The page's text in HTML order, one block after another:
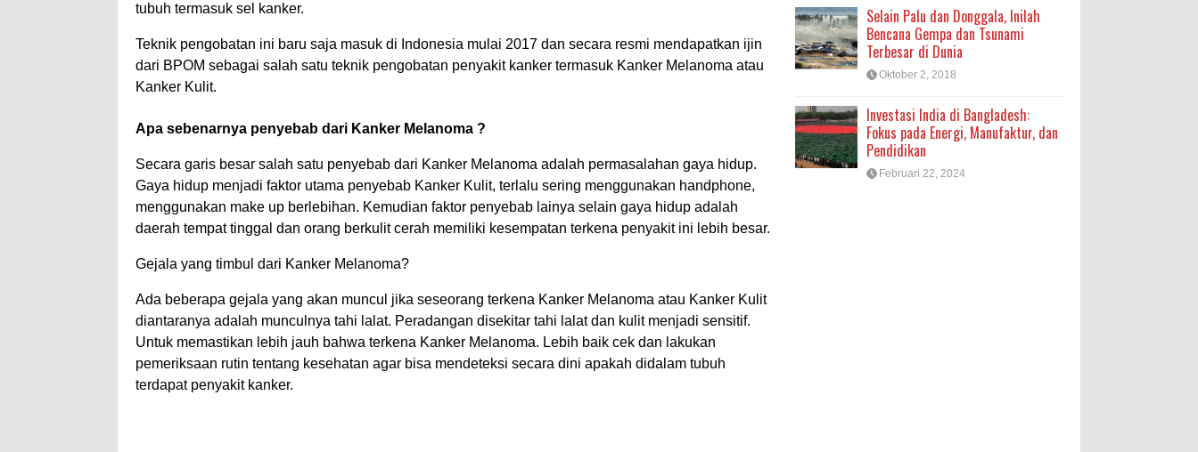
tubuh termasuk sel kanker.
Teknik pengobatan ini baru saja masuk di Indonesia mulai 2017 dan secara resmi mendapatkan ijin
dari BPOM sebagai salah satu teknik pengobatan penyakit kanker termasuk Kanker Melanoma atau
Kanker Kulit.
Apa sebenarnya penyebab dari Kanker Melanoma ?
Secara garis besar salah satu penyebab dari Kanker Melanoma adalah permasalahan gaya hidup.
Gaya hidup menjadi faktor utama penyebab Kanker Kulit, terlalu sering menggunakan handphone,
menggunakan make up berlebihan. Kemudian faktor penyebab lainya selain gaya hidup adalah
daerah tempat tinggal dan orang berkulit cerah memiliki kesempatan terkena penyakit ini lebih besar.
Gejala yang timbul dari Kanker Melanoma?
Ada beberapa gejala yang akan muncul jika seseorang terkena Kanker Melanoma atau Kanker Kulit
diantaranya adalah munculnya tahi lalat. Peradangan disekitar tahi lalat dan kulit menjadi sensitif.
Untuk memastikan lebih jauh bahwa terkena Kanker Melanoma. Lebih baik cek dan lakukan
pemeriksaan rutin tentang kesehatan agar bisa mendeteksi secara dini apakah didalam tubuh
terdapat penyakit kanker.
Selain Palu dan Donggala, Inilah
Bencana Gempa dan Tsunami
Terbesar di Dunia
Oktober 2, 2018
Investasi India di Bangladesh:
Fokus pada Energi, Manufaktur, dan
Pendidikan
Februari 22, 2024